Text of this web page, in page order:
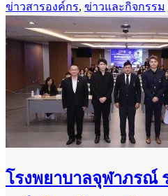
ข่าวสารองค์กร, ข่าวและกิจกรรม
โรงพยาบาลจุฬาภรณ์